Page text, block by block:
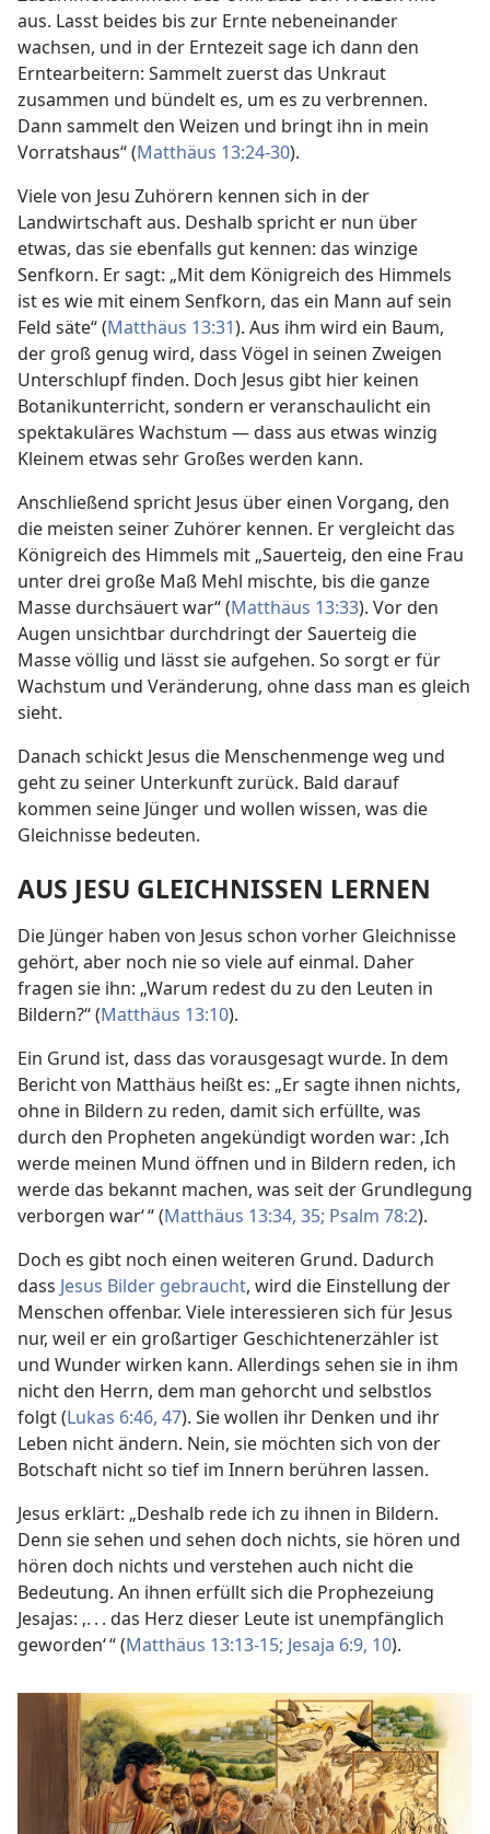
aus. Lasst beides bis zur Ernte nebeneinander
wachsen, und in der Erntezeit sage ich dann den
Erntearbeitern: Sammelt zuerst das Unkraut
zusammen und bündelt es, um es zu verbrennen.
Dann sammelt den Weizen und bringt ihn in mein
Vorratshaus“ (Matthäus 13:24-30).
Viele von Jesu Zuhörern kennen sich in der
Landwirtschaft aus. Deshalb spricht er nun über
etwas, das sie ebenfalls gut kennen: das winzige
Senfkorn. Er sagt: „Mit dem Königreich des Himmels
ist es wie mit einem Senfkorn, das ein Mann auf sein
Feld säte“ (Matthäus 13:31). Aus ihm wird ein Baum,
der groß genug wird, dass Vögel in seinen Zweigen
Unterschlupf finden. Doch Jesus gibt hier keinen
Botanikunterricht, sondern er veranschaulicht ein
spektakuläres Wachstum — dass aus etwas winzig
Kleinem etwas sehr Großes werden kann.
Anschließend spricht Jesus über einen Vorgang, den
die meisten seiner Zuhörer kennen. Er vergleicht das
Königreich des Himmels mit „Sauerteig, den eine Frau
unter drei große Maß Mehl mischte, bis die ganze
Masse durchsäuert war“ (Matthäus 13:33). Vor den
Augen unsichtbar durchdringt der Sauerteig die
Masse völlig und lässt sie aufgehen. So sorgt er für
Wachstum und Veränderung, ohne dass man es gleich
sieht.
Danach schickt Jesus die Menschenmenge weg und
geht zu seiner Unterkunft zurück. Bald darauf
kommen seine Jünger und wollen wissen, was die
Gleichnisse bedeuten.
AUS JESU GLEICHNISSEN LERNEN
Die Jünger haben von Jesus schon vorher Gleichnisse
gehört, aber noch nie so viele auf einmal. Daher
fragen sie ihn: „Warum redest du zu den Leuten in
Bildern?“ (Matthäus 13:10).
Ein Grund ist, dass das vorausgesagt wurde. In dem
Bericht von Matthäus heißt es: „Er sagte ihnen nichts,
ohne in Bildern zu reden, damit sich erfüllte, was
durch den Propheten angekündigt worden war: ‚Ich
werde meinen Mund öffnen und in Bildern reden, ich
werde das bekannt machen, was seit der Grundlegung
verborgen war‘ “ (Matthäus 13:34, 35; Psalm 78:2).
Doch es gibt noch einen weiteren Grund. Dadurch
dass Jesus Bilder gebraucht, wird die Einstellung der
Menschen offenbar. Viele interessieren sich für Jesus
nur, weil er ein großartiger Geschichtenerzähler ist
und Wunder wirken kann. Allerdings sehen sie in ihm
nicht den Herrn, dem man gehorcht und selbstlos
folgt (Lukas 6:46, 47). Sie wollen ihr Denken und ihr
Leben nicht ändern. Nein, sie möchten sich von der
Botschaft nicht so tief im Innern berühren lassen.
Jesus erklärt: „Deshalb rede ich zu ihnen in Bildern.
Denn sie sehen und sehen doch nichts, sie hören und
hören doch nichts und verstehen auch nicht die
Bedeutung. An ihnen erfüllt sich die Prophezeiung
Jesajas: ‚. . . das Herz dieser Leute ist unempfänglich
geworden‘ “ (Matthäus 13:13-15; Jesaja 6:9, 10).